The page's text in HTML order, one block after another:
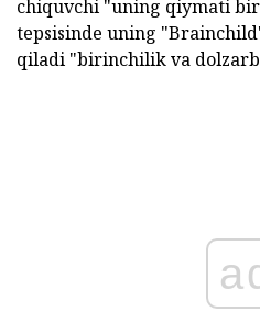
chiquvchi "uning qiymati
tepsisinde uning
qiladi "birinchilik va